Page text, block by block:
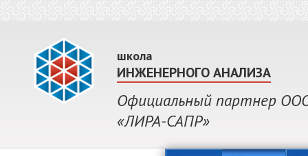
школа
ИНЖЕНЕРНОГО АНАЛИЗА
Официальный партнер
«ЛИРА-САПР»